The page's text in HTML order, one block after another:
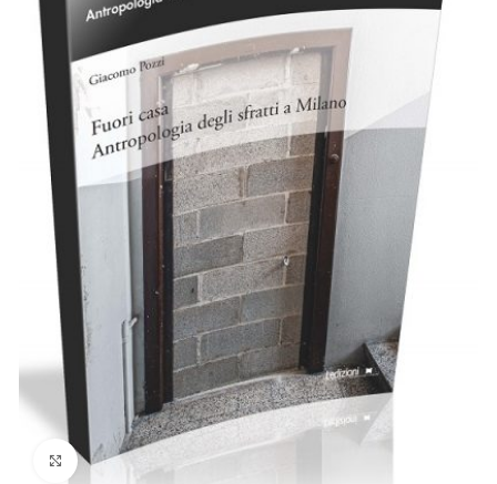
Click to enlarge